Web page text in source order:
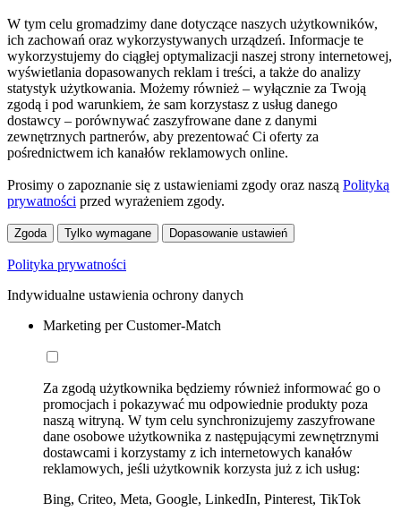
W tym celu gromadzimy dane dotyczące naszych użytkowników,
ich zachowań oraz wykorzystywanych urządzeń. Informacje te
wykorzystujemy do ciągłej optymalizacji naszej strony internetowej,
wyświetlania dopasowanych reklam i treści, a także do analizy
statystyk użytkowania. Możemy również – wyłącznie za Twoją
zgodą i pod warunkiem, że sam korzystasz z usług danego
dostawcy – porównywać zaszyfrowane dane z danymi
zewnętrznych partnerów, aby prezentować Ci oferty za
pośrednictwem ich kanałów reklamowych online.
Prosimy o zapoznanie się z ustawieniami zgody oraz naszą Polityką
prywatności przed wyrażeniem zgody.
Zgoda Tylko wymagane Dopasowanie ustawień
Polityka prywatności
Indywidualne ustawienia ochrony danych
Marketing per Customer-Match
Za zgodą użytkownika będziemy również informować go o
promocjach i pokazywać mu odpowiednie produkty poza
naszą witryną. W tym celu synchronizujemy zaszyfrowane
dane osobowe użytkownika z następującymi zewnętrznymi
dostawcami i korzystamy z ich internetowych kanałów
reklamowych, jeśli użytkownik korzysta już z ich usług:
Bing, Criteo, Meta, Google, LinkedIn, Pinterest, TikTok